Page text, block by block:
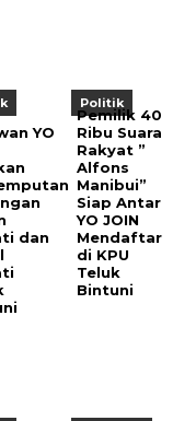
YO
dan
Politik
Pemilik 40
Ribu Suara
Rakyat ”
Alfons
Manibui”
Siap Antar
YO JOIN
Mendaftar
di KPU
Teluk
Bintuni